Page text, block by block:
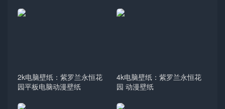
2k电脑壁纸：紫罗兰永恒花
园平板电脑动漫壁纸
4k电脑壁纸：紫罗兰永恒花
园 动漫壁纸